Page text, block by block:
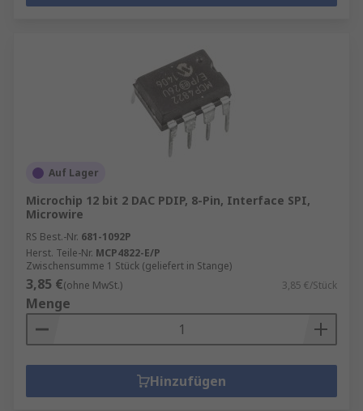
Auf Lager
Microchip 12 bit 2 DAC PDIP, 8-Pin, Interface SPI,
Microwire
RS Best.-Nr. 681-1092P
Herst. Teile-Nr. MCP4822-E/P
Zwischensumme 1 Stück (geliefert in Stange)
3,85 €(ohne MwSt.) 3,85 €/Stück
Menge
Hinzufügen